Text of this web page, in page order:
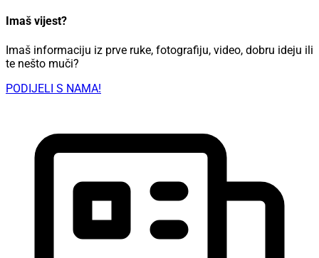
Imaš vijest?
Imaš informaciju iz prve ruke, fotografiju, video, dobru ideju ili
te nešto muči?
PODIJELI S NAMA!